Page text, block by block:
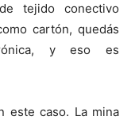
tejido conectivo
cartón, quedás
y eso es
este caso. La mina